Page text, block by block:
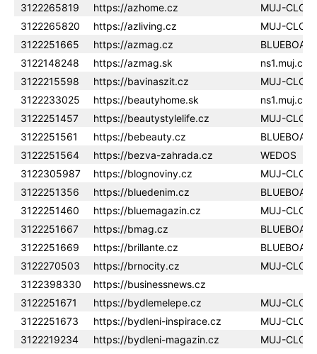
3122265819
https://azhome.cz
MUJ-
3122265820
https://azliving.cz
MUJ-
3122251665
https://azmag.cz
3122148248
https://azmag.sk
3122215598
https://bavinaszit.cz
MUJ-
3122233025
https://beautyhome.sk
3122251457
https://beautystylelife.cz
MUJ-
3122251561
https://bebeauty.cz
3122251564
https://bezva-zahrada.cz
WEDOS
3122305987
https://blognoviny.cz
MUJ-
3122251356
https://bluedenim.cz
3122251460
https://bluemagazin.cz
MUJ-
3122251667
https://bmag.cz
3122251669
https://brillante.cz
3122270503
https://brnocity.cz
MUJ-
3122398330
https://businessnews.cz
3122251671
https://bydlemelepe.cz
MUJ-
3122251673
https://bydleni-inspirace.cz
MUJ-
3122219234
https://bydleni-magazin.cz
MUJ-